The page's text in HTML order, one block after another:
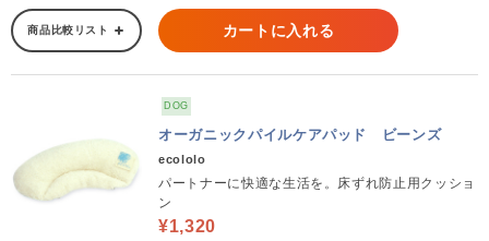
商品比較リスト カートに入れる
DOG
オーガニックパイルケアパッド ビーンズ
ecololo
パートナーに快適な生活を。床ずれ防止用クッショ
ン
¥1,320